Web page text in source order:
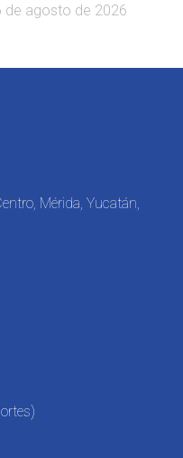
de agosto de 2026
Mérida, Yucatán,